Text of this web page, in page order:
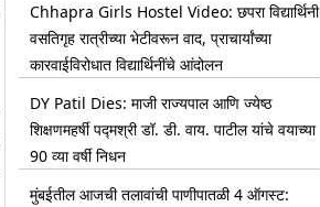
Chhapra Girls Hostel Video: छपरा विद्यार्थिनी
वसतिगृह रात्रीच्या भेटीवरून वाद, प्राचार्यांच्या
कारवाईविरोधात विद्यार्थिनींचे आंदोलन
DY Patil Dies: माजी राज्यपाल आणि ज्येष्ठ
शिक्षणमहर्षी पद्मश्री डॉ. डी. वाय. पाटील यांचे वयाच्या
90 व्या वर्षी निधन
मुंबईतील आजची तलावांची पाणीपातळी 4 ऑगस्ट: